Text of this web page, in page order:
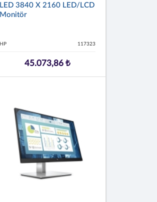
LED 3840 X 2160 LED/LCD
Monitör
HP 117323
45.073,86 ₺